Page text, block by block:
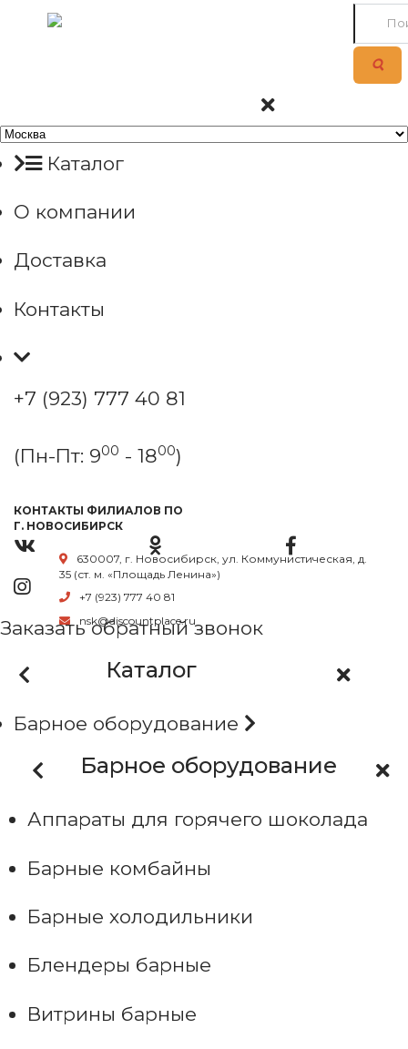
Каталог
О компании
Доставка
Контакты
+7 (923) 777 40 81
(Пн-Пт: 900 - 1800)
КОНТАКТЫ ФИЛИАЛОВ ПО
Г. НОВОСИБИРСК
630007, г. Новосибирск, ул. Коммунистическая, д.
35 (ст. м. «Площадь Ленина»)
+7 (923) 777 40 81
nsk@discountplace.ru
Заказать обратный звонок
Каталог
Барное оборудование
Барное оборудование
Аппараты для горячего шоколада
Барные комбайны
Барные холодильники
Блендеры барные
Витрины барные